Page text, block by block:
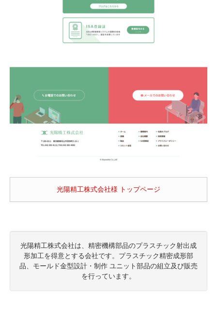
光陽精工株式会社様 トップページ
光陽精工株式会社は、精密機構部品のプラスチック射出成
形加工を得意とする会社です。プラスチック精密成形部
品、モールド金型設計・制作 ユニット部品の組立及び販売
を行っています。